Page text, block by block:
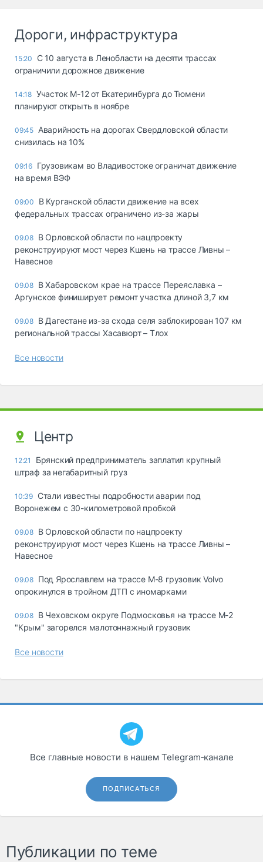
Дороги, инфраструктура
15:20
С 10 августа в Ленобласти на десяти трассах
ограничили дорожное движение
14:18 Участок М-12 от Екатеринбурга до Тюмени
планируют открыть в ноябре
09:45 Аварийность на дорогах Свердловской области
снизилась на 10%
09:16 Грузовикам во Владивостоке ограничат движение
на время ВЭФ
09:00
В Курганской области движение на всех
федеральных трассах ограничено из-за жары
09.08 В Орловской области по нацпроекту
реконструируют мост через Кшень на трассе Ливны –
Навесное
09.08 В Хабаровском крае на трассе Переяславка –
Аргунское финиширует ремонт участка длиной 3,7 км
09.08 В Дагестане из-за схода селя заблокирован 107 км
региональной трассы Хасавюрт – Тлох
Все новости
Центр
12:21
Брянский предприниматель заплатил крупный
штраф за негабаритный груз
10:39 Стали известны подробности аварии под
Воронежем с 30-километровой пробкой
09.08 В Орловской области по нацпроекту
реконструируют мост через Кшень на трассе Ливны –
Навесное
09.08 Под Ярославлем на трассе М-8 грузовик Volvo
опрокинулся в тройном ДТП с иномарками
09.08 В Чеховском округе Подмосковья на трассе М-2
"Крым" загорелся малотоннажный грузовик
Все новости
Все главные новости в нашем Telegram‑канале
ПОДПИСАТЬСЯ
Публикации по теме